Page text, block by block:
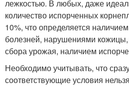
лежкостью. В любых, даже
количество испорченных
10%, что определяется
болезней, нарушениями
сбора урожая, наличием
Необходимо учитывать, что
соответствующие условия